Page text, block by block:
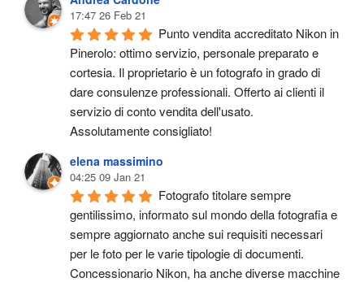
17:47 26 Feb 21
Punto vendita accreditato Nikon in
Pinerolo: ottimo servizio, personale preparato e
cortesia. Il proprietario è un fotografo in grado di
dare consulenze professionali. Offerto ai clienti il
servizio di conto vendita dell'usato.
Assolutamente consigliato!
elena massimino
04:25 09 Jan 21
Fotografo titolare sempre
gentilissimo, informato sul mondo della fotografia e
sempre aggiornato anche sui requisiti necessari
per le foto per le varie tipologie di documenti.
Concessionario Nikon, ha anche diverse macchine